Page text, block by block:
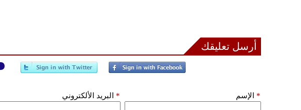
أرسل تعليقك
الإسم * البريد الألكتروني *